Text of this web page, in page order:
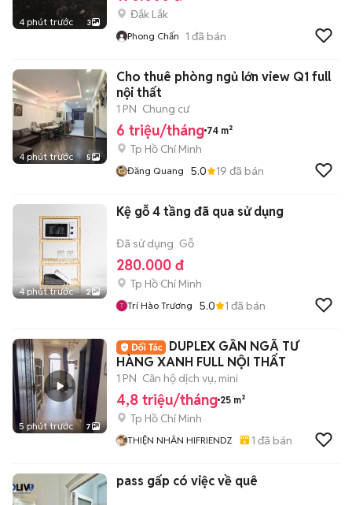
4 phút trước 3
Đắk Lắk
Phong Chấn 1 đã bán
4 phút trước 5
Cho thuê phòng ngủ lớn view Q1 full
nội thất
1 PN Chung cư
6 triệu/tháng 74 m²
Tp Hồ Chí Minh
Đăng Quang 5.0 19 đã bán
4 phút trước 2
Kệ gỗ 4 tầng đã qua sử dụng
Đã sử dụng Gỗ
280.000 đ
Tp Hồ Chí Minh
Trí Hào Trương 5.0 1 đã bán
5 phút trước 7
DUPLEX GẦN NGÃ TƯ
HÀNG XANH FULL NỘI THẤT
1 PN Căn hộ dịch vụ, mini
4,8 triệu/tháng 25 m²
Tp Hồ Chí Minh
THIỆN NHÂN HIFRIENDZ 1 đã bán
pass gấp có việc về quê